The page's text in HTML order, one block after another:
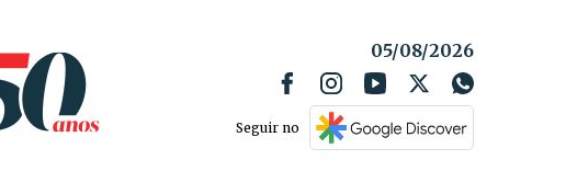
05/08/2026
Seguir no